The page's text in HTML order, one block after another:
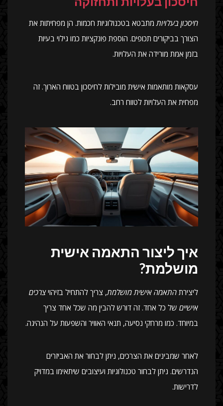
חיסכון בעלויותמתבטא בטכנולוגיות חכמות. הן מפחיתות את
הצורך בביקורים תכופים. הוספת פונקציות כמו גילוי בעיות
בזמן אמת מורידה את העלויות.
עסקאות מותאמות אישית מובילות לחיסכון בטווח הארוך. זה
מפחית את העלויות לטווח רחב.
איך ליצור התאמה אישית
מושלמת?
ליצירת התאמה אישית מושלמת, צריך להתחיל בזיהויצרכים
אישיים של כל אחד. זה דורש להבין מה שכל אחד צריך
במיוחד. כמו מרחקי נסיעה, תנאי האוויר והשפעות על הנהיגה.
לאחר שמבינים את הצרכים, ניתן לבחור את האביזרים
הנדרשים. ניתן לבחור טכנולוגיות ועיצובים שיתאימו במדויק
לדרישות.